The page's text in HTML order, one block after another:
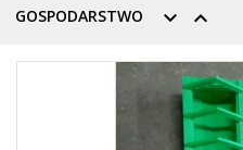
 
GOSPODARSTWO